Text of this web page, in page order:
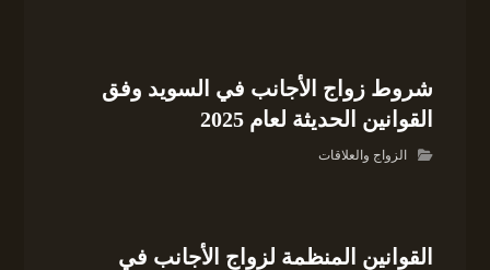
شروط زواج الأجانب في السويد وفق
القوانين الحديثة لعام 2025
الزواج والعلاقات
القوانين المنظمة لزواج الأجانب في